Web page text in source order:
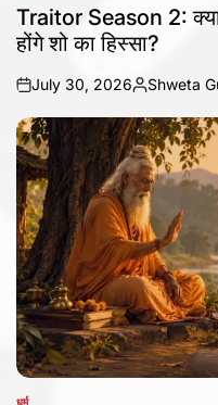
IN
Traitor Season 2:
होंगे शो का हिस्सा?
on
July 30, 2026
Posted
by
Shweta
धर्म